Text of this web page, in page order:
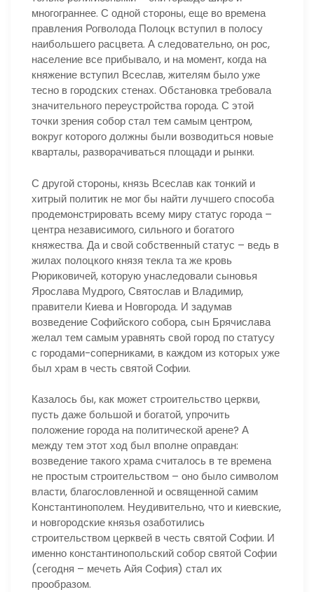
многограннее. С одной стороны, еще во времена
правления Рогволода Полоцк вступил в полосу
наибольшего расцвета. А следовательно, он рос,
население все прибывало, и на момент, когда на
княжение вступил Всеслав, жителям было уже
тесно в городских стенах. Обстановка требовала
значительного переустройства города. С этой
точки зрения собор стал тем самым центром,
вокруг которого должны были возводиться новые
кварталы, разворачиваться площади и рынки.
С другой стороны, князь Всеслав как тонкий и
хитрый политик не мог бы найти лучшего способа
продемонстрировать всему миру статус города –
центра независимого, сильного и богатого
княжества. Да и свой собственный статус – ведь в
жилах полоцкого князя текла та же кровь
Рюриковичей, которую унаследовали сыновья
Ярослава Мудрого, Святослав и Владимир,
правители Киева и Новгорода. И задумав
возведение Софийского собора, сын Брячислава
желал тем самым уравнять свой город по статусу
с городами-соперниками, в каждом из которых уже
был храм в честь святой Софии.
Казалось бы, как может строительство церкви,
пусть даже большой и богатой, упрочить
положение города на политической арене? А
между тем этот ход был вполне оправдан:
возведение такого храма считалось в те времена
не простым строительством – оно было символом
власти, благословленной и освященной самим
Константинополем. Неудивительно, что и киевские,
и новгородские князья озаботились
строительством церквей в честь святой Софии. И
именно константинопольский собор святой Софии
(сегодня – мечеть Айя София) стал их
прообразом.